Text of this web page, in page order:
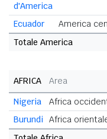
d'America
Ecuador America
Totale America
AFRICA Area
Nigeria
Africa
Burundi
Africa